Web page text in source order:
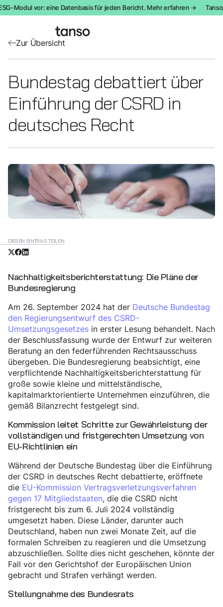
Modul vor: eine Datenbasis für jeden Bericht. Mehr erfahren →
Zur Übersicht
Bundestag debattiert über
Einführung der CSRD in
deutsches Recht
DIESEN EINTRAG TEILEN
Nachhaltigkeitsberichterstattung: Die Pläne der
Bundesregierung
Am 26. September 2024 hat der Deutsche Bundestag
den Regierungsentwurf des CSRD-
Umsetzungsgesetzes in erster Lesung behandelt. Nach
der Beschlussfassung wurde der Entwurf zur weiteren
Beratung an den federführenden Rechtsausschuss
übergeben. Die Bundesregierung beabsichtigt, eine
verpflichtende Nachhaltigkeitsberichterstattung für
große sowie kleine und mittelständische,
kapitalmarktorientierte Unternehmen einzuführen, die
gemäß Bilanzrecht festgelegt sind.
Kommission leitet Schritte zur Gewährleistung der
vollständigen und fristgerechten Umsetzung von
EU-Richtlinien ein
Während der Deutsche Bundestag über die Einführung
der CSRD in deutsches Recht debattierte, eröffnete
die EU-Kommission Vertragsverletzungsverfahren
gegen 17 Mitgliedstaaten, die die CSRD nicht
fristgerecht bis zum 6. Juli 2024 vollständig
umgesetzt haben. Diese Länder, darunter auch
Deutschland, haben nun zwei Monate Zeit, auf die
formalen Schreiben zu reagieren und die Umsetzung
abzuschließen. Sollte dies nicht geschehen, könnte der
Fall vor den Gerichtshof der Europäischen Union
gebracht und Strafen verhängt werden.
Stellungnahme des Bundesrats